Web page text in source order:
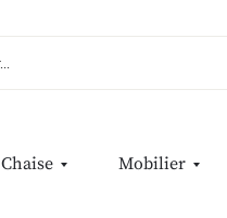
Chaise Mobilier